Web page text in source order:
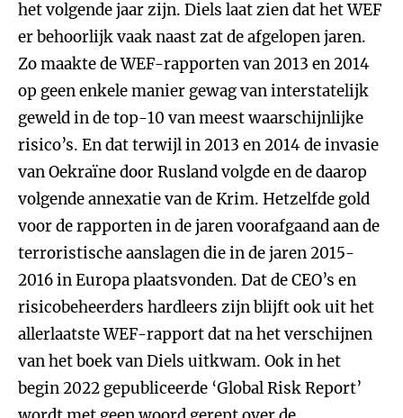
het volgende jaar zijn. Diels laat zien dat het WEF
er behoorlijk vaak naast zat de afgelopen jaren.
Zo maakte de WEF-rapporten van 2013 en 2014
op geen enkele manier gewag van interstatelijk
geweld in de top-10 van meest waarschijnlijke
risico’s. En dat terwijl in 2013 en 2014 de invasie
van Oekraïne door Rusland volgde en de daarop
volgende annexatie van de Krim. Hetzelfde gold
voor de rapporten in de jaren voorafgaand aan de
terroristische aanslagen die in de jaren 2015-
2016 in Europa plaatsvonden. Dat de CEO’s en
risicobeheerders hardleers zijn blijft ook uit het
allerlaatste WEF-rapport dat na het verschijnen
van het boek van Diels uitkwam. Ook in het
begin 2022 gepubliceerde ‘Global Risk Report’